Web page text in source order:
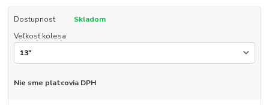
Dostupnosť
Skladom
Veľkosť kolesa
Nie sme platcovia DPH